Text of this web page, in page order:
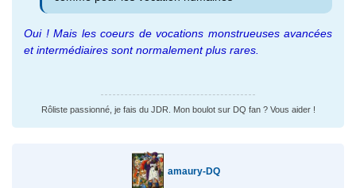
Oui ! Mais les coeurs de vocations monstrueuses avancées
et intermédiaires sont normalement plus rares.
Rôliste passionné, je fais du JDR. Mon boulot sur DQ fan ? Vous aider !
amaury-DQ